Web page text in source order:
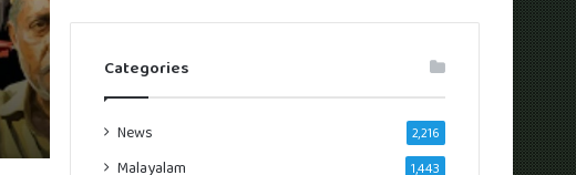
Categories
News 2,216
Malayalam 1,443